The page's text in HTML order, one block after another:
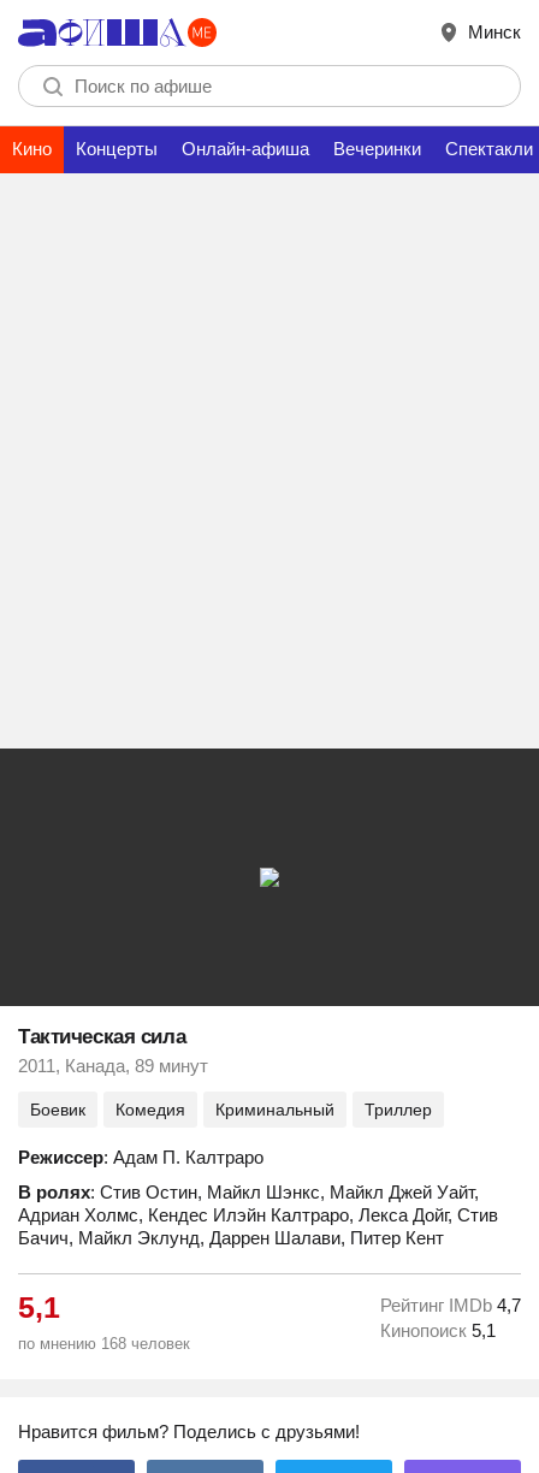
Минск
Кино Концерты Онлайн-афиша Вечеринки Спектакли
Тактическая сила
2011, Канада, 89 минут
Боевик Комедия Криминальный Триллер
Режиссер: Адам П. Калтраро
В ролях: Стив Остин, Майкл Шэнкс, Майкл Джей Уайт,
Адриан Холмс, Кендес Илэйн Калтраро, Лекса Дойг, Стив
Бачич, Майкл Эклунд, Даррен Шалави, Питер Кент
5,1
по мнению 168 человек
Рейтинг IMDb 4,7
Кинопоиск 5,1
Нравится фильм? Поделись с друзьями!